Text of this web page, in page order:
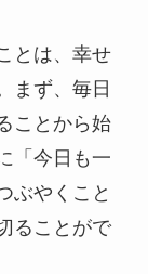
とは、幸せ
まず、毎日
ことから始
「今日も一
ぶやくこと
ることがで